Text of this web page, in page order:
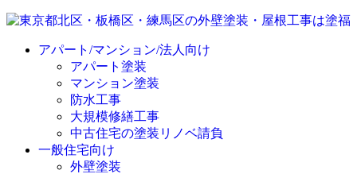
アパート/マンション/法人向け
アパート塗装
マンション塗装
防水工事
大規模修繕工事
中古住宅の塗装リノベ請負
一般住宅向け
外壁塗装